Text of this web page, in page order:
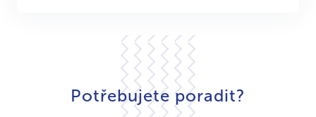
Potřebujete poradit?